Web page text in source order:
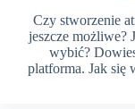
Czy stworzenie
jeszcze możliwe?
wybić?
platforma. Jak się